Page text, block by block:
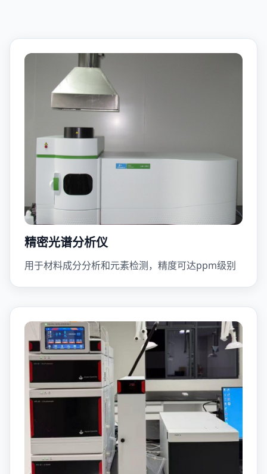
精密光谱分析仪
用于材料成分分析和元素检测，精度可达ppm级别